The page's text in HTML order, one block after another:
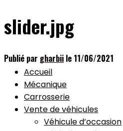
Accueil
Mécanique
Carrosserie
Vente de véhicules
Véhicule d’occasion
slider.jpg
Publié par gharbii le 11/06/2021